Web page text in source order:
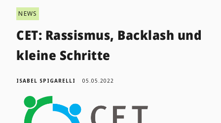
NEWS
CET: Rassismus, Backlash und
kleine Schritte
ISABEL SPIGARELLI 05.05.2022